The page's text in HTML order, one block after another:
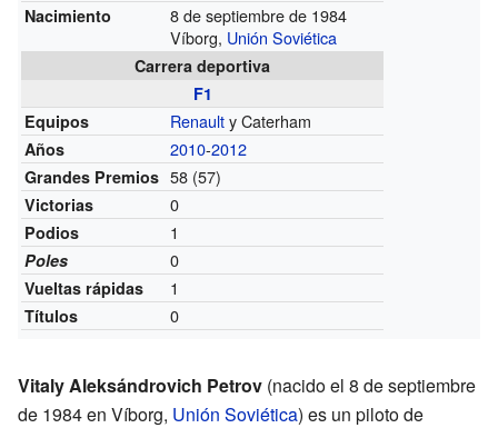
Nacimiento
8 de septiembre de 1984
Víborg, Unión Soviética
Carrera deportiva
F1
Equipos
Renaulty Caterham
Años 2010-2012
Grandes Premios 58 (57)
Victorias 0
Podios 1
Poles 0
Vueltas rápidas 1
Títulos 0
Vitaly Aleksándrovich Petrov (nacido el 8 de septiembre
de 1984 en Víborg, Unión Soviética) es un piloto de